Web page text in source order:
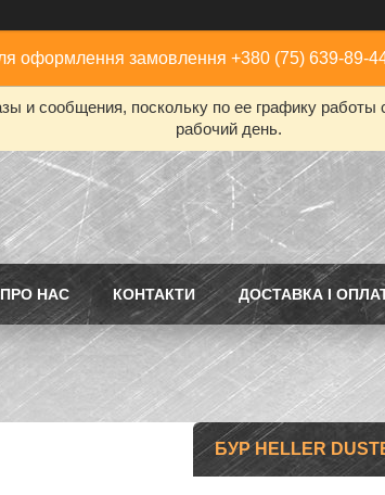
оформлення замовлення +380 (75) 639-89-
и сообщения, поскольку по ее графику
рабочий день.
ПРО НАС КОНТАКТИ ДОСТАВКА І
БУР HELLER